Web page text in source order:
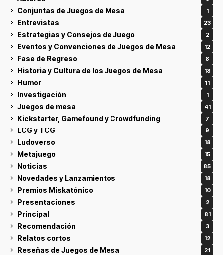
Conjuntas de Juegos de Mesa 1
Entrevistas 23
Estrategias y Consejos de Juego 2
Eventos y Convenciones de Juegos de Mesa 12
Fase de Regreso 8
Historia y Cultura de los Juegos de Mesa 18
Humor 11
Investigación 1
Juegos de mesa 41
Kickstarter, Gamefound y Crowdfunding 7
LCG y TCG 9
Ludoverso 18
Metajuego 15
Noticias 85
Novedades y Lanzamientos 18
Premios Miskatónico 10
Presentaciones 2
Principal 81
Recomendación 3
Relatos cortos 12
Reseñas de Juegos de Mesa 21